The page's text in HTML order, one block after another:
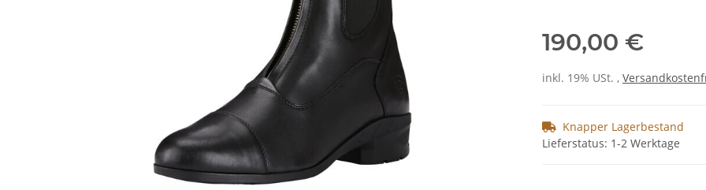
190,00 €
inkl. 19% USt. ,
Knapper Lagerbestand
Lieferstatus: 1-2 Werktage